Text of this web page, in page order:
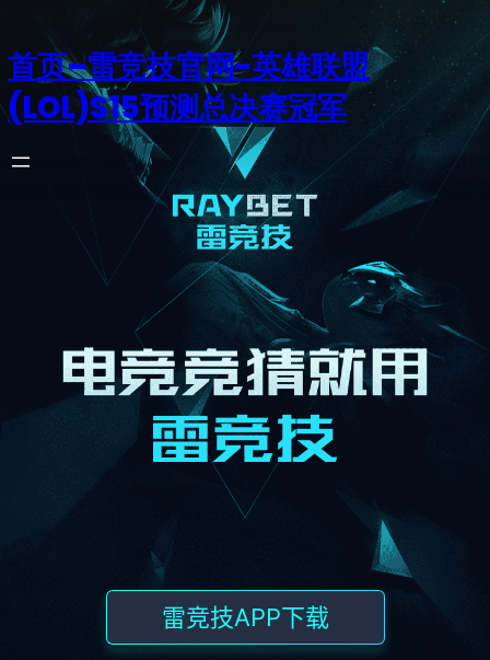
首页–雷竞技官网-英雄联盟
(LOL)S15预测总决赛冠军